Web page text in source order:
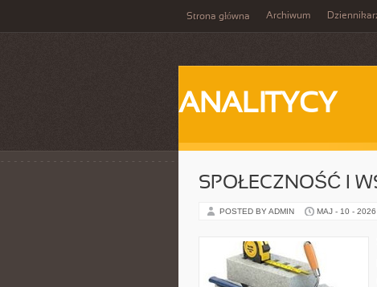
Strona główna Archiwum
ANALITYCY
SPOŁECZNOŚĆ I
POSTED BY ADMIN MAJ - 10 - 2026